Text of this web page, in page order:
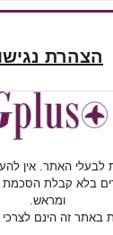
הצהרת
לבעלי האתר. אין
בלא קבלת
ומראש.
באתר זה הינם